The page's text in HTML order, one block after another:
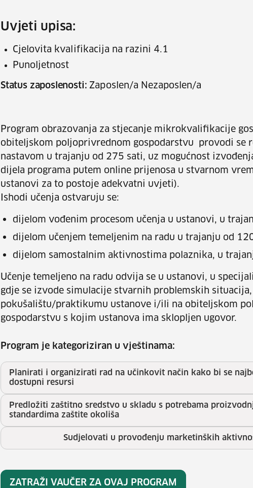
Uvjeti upisa:
Cjelovita kvalifikacija na razini 4.1
Punoljetnost
Status zaposlenosti: Zaposlen/a Nezaposlen/a
Program obrazovanja za stjecanje mikrokvalifikacije
obiteljskom poljoprivrednom gospodarstvu provodi se
nastavom u trajanju od 275 sati, uz mogućnost
dijela programa putem online prijenosa u stvarnom
ustanovi za to postoje adekvatni uvjeti).
Ishodi učenja ostvaruju se:
dijelom vođenim procesom učenja u ustanovi, u
dijelom učenjem temeljenim na radu u trajanju od
dijelom samostalnim aktivnostima polaznika, u
Učenje temeljeno na radu odvija se u ustanovi, u
gdje se izvode simulacije stvarnih problemskih situacija,
pokušalištu/praktikumu ustanove i/ili na obiteljskom
gospodarstvu s kojim ustanova ima sklopljen ugovor.
Program je kategoriziran u vještinama:
Planirati i organizirati rad na učinkovit način kako bi se
dostupni resursi
Predložiti zaštitno sredstvo u skladu s potrebama
standardima zaštite okoliša
Sudjelovati u provođenju marketinških
ZATRAŽI VAUČER ZA OVAJ PROGRAM